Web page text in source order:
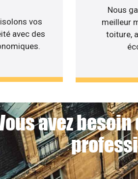
vos
avec des
Nous
meilleur
toiture,
avez